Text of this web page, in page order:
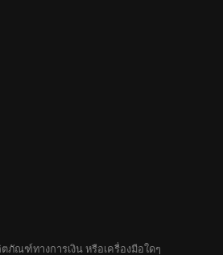
ณฑ์ทางการเงิน หรือเครื่องมือใดๆ